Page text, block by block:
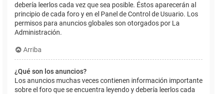
debería leerlos cada vez que sea posible. Éstos aparecerán al
principio de cada foro y en el Panel de Control de Usuario. Los
permisos para anuncios globales son otorgados por La
Administración.
Arriba
¿Qué son los anuncios?
Los anuncios muchas veces contienen información importante
sobre el foro que se encuentra leyendo y debería leerlos cada